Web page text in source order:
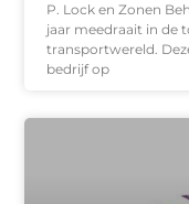
P. Lock en Zonen
jaar meedraait in de
transportwereld.
bedrijf op